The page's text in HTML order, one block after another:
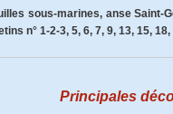
sous-marines, anse Saint-
n° 1-2-3, 5, 6, 7, 9, 13, 15, 18,
Principales